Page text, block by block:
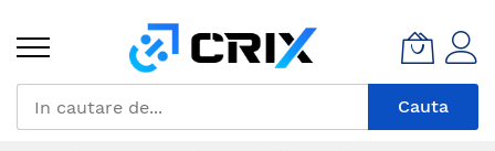
Continut
Cauta